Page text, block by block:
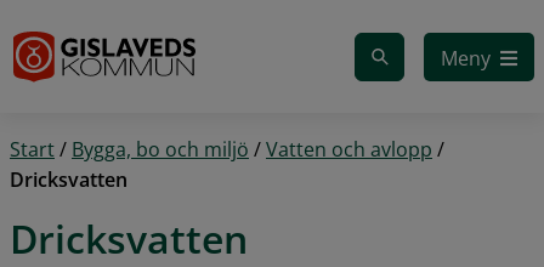
Meny
Start/ Bygga, bo och miljö /Vatten och avlopp /
Dricksvatten
Dricksvatten